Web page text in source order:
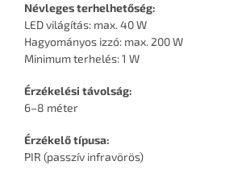
Névleges terhelhetőség:
LED világítás: max. 40 W
Hagyományos izzó: max. 200 W
Minimum terhelés: 1 W
Érzékelési távolság:
6–8 méter
Érzékelő típusa:
PIR (passzív infravörös)